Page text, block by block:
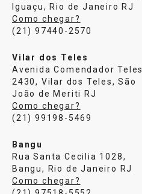
Iguaçu, Rio de Janeiro RJ
Como chegar?
(21) 97440-2570
Vilar dos Teles
Avenida Comendador Teles
2430, Vilar dos Teles, São
João de Meriti RJ
Como chegar?
(21) 99198-5469
Bangu
Rua Santa Cecilia 1028,
Bangu, Rio de Janeiro RJ
Como chegar?